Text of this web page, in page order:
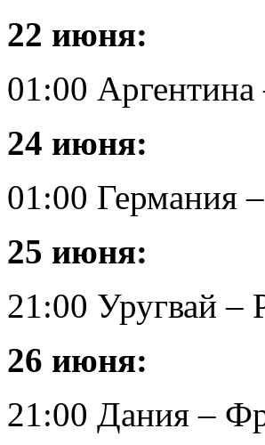
22 июня:
01:00
24 июня:
01:00 Германия
25 июня:
21:00 Уругвай –
26 июня:
21:00 Дания –